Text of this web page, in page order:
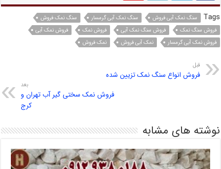
Tags سنگ نمک آبی فروش سنگ نمک آبی گرمسار
سنگ نمک فروش
فروش سنگ نمک
فروش سنگ نمک آبی فروش نمک
فروش نمک آبی
فروش نمک آبی گرمسار
نمک آبی فروش نمک فروش
قبل
فروش انواع سنگ نمک تزیین شده
بعد
فروش نمک سختی گیر آب تهران و
کرج
نوشته های مشابه